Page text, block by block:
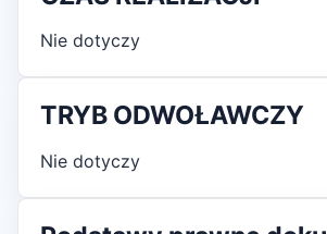
Nie dotyczy
TRYB ODWOŁAWCZY
Nie dotyczy